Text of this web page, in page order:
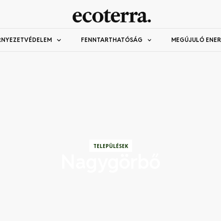
FENNTARTHATÓSÁG MEGÚJULÓ
TELEPÜLÉSEK